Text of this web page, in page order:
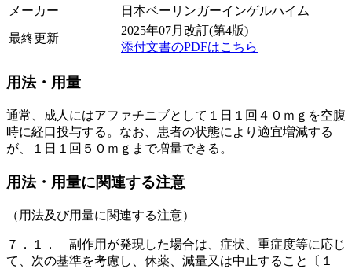
メーカー
日本ベーリンガーインゲルハイム
最終更新
2025年07月改訂(第4版)
添付文書のPDFはこちら
用法・用量
通常、成人にはアファチニブとして１日１回４０ｍｇを空腹
時に経口投与する。なお、患者の状態により適宜増減する
が、１日１回５０ｍｇまで増量できる。
用法・用量に関連する注意
（用法及び用量に関連する注意）
７．１． 副作用が発現した場合は、症状、重症度等に応じ
て、次の基準を考慮し、休薬、減量又は中止すること〔１